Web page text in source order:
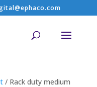
/ Rack duty medium